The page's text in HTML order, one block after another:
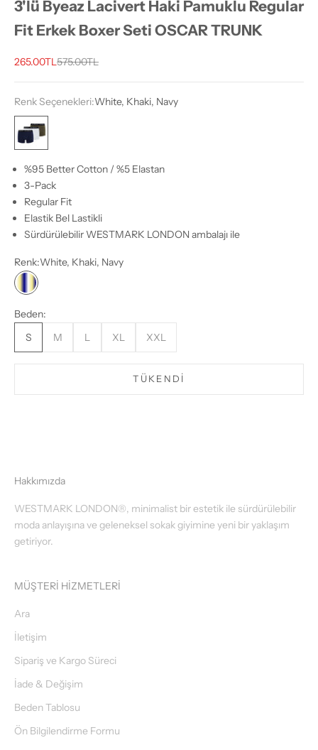
3'lü Byeaz Lacivert Haki Pamuklu Regular
Fit Erkek Boxer Seti OSCAR TRUNK
İndirimli fiyat
265.00TLNormal fiyat
575.00TL
Renk Seçenekleri:White, Khaki, Navy
White, Khaki, Navy
%95 Better Cotton / %5 Elastan
3-Pack
Regular Fit
Elastik Bel Lastikli
Sürdürülebilir WESTMARK LONDON ambalajı ile
Renk:White, Khaki, Navy
White, Khaki, Navy
Beden:
S
M L XL XXL
TÜKENDI
Hakkımızda
WESTMARK LONDON®, minimalist bir estetik ile sürdürülebilir
moda anlayışına ve geleneksel sokak giyimine yeni bir yaklaşım
getiriyor.
MÜŞTERİ HİZMETLERİ
Ara
İletişim
Sipariş ve Kargo Süreci
İade & Değişim
Beden Tablosu
Ön Bilgilendirme Formu